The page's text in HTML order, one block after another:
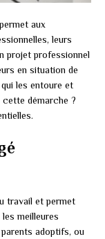
aux
leurs
projet professionnel
en situation de
les entoure et
démarche ?
travail et permet
meilleures
adoptifs, ou